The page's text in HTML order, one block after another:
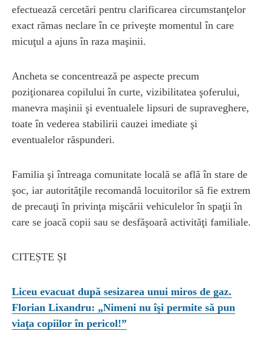
efectuează cercetări pentru clarificarea circumstanţelor
exact rămas neclare în ce priveşte momentul în care
micuţul a ajuns în raza maşinii.
Ancheta se concentrează pe aspecte precum
poziţionarea copilului în curte, vizibilitatea şoferului,
manevra maşinii şi eventualele lipsuri de supraveghere,
toate în vederea stabilirii cauzei imediate şi
eventualelor răspunderi.
Familia şi întreaga comunitate locală se află în stare de
şoc, iar autorităţile recomandă locuitorilor să fie extrem
de precauţi în privinţa mişcării vehiculelor în spaţii în
care se joacă copii sau se desfăşoară activităţi familiale.
CITEȘTE ȘI
Liceu evacuat după sesizarea unui miros de gaz.
Florian Lixandru: „Nimeni nu îşi permite să pun
viaţa copiilor în pericol!”